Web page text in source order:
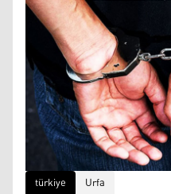
türkiye Urfa